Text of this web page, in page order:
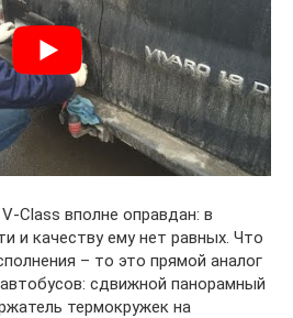
Class вполне оправдан: в
и качеству ему нет равных. Что
– то это прямой аналог
сдвижной панорамный
термокружек на